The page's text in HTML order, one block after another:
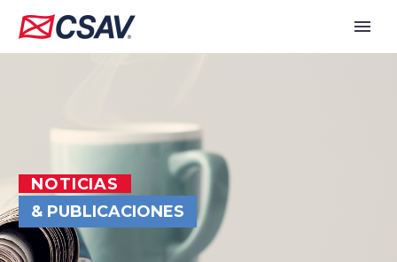
NOTICIAS
& PUBLICACIONES